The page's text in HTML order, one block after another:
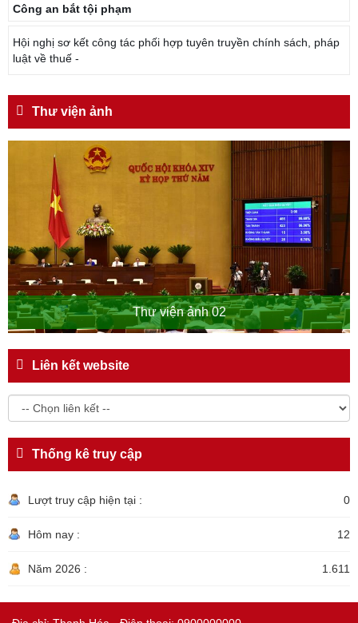
Công an bắt tội phạm
Hội nghị sơ kết công tác phối hợp tuyên truyền chính sách, pháp
luật về thuế -
Thư viện ảnh
Thư viện ảnh 02
Liên kết website
Thống kê truy cập
Lượt truy cập hiện tại : 0
Hôm nay : 12
Năm 2026 : 1.611